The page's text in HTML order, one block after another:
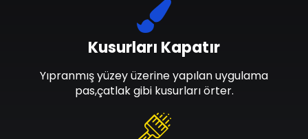
Kusurları Kapatır
Yıpranmış yüzey üzerine yapılan uygulama
pas,çatlak gibi kusurları örter.